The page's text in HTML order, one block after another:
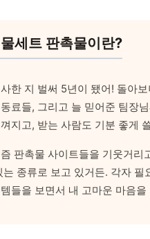
세트 판촉물이란?
한 지 벌써 5년이 됐어! 돌아
료들, 그리고 늘 믿어준 팀장
지고, 받는 사람도 기분 좋게
판촉물 사이트들을 기웃거
는 종류로 보고 있거든. 각자
들을 보면서 내 고마운 마음